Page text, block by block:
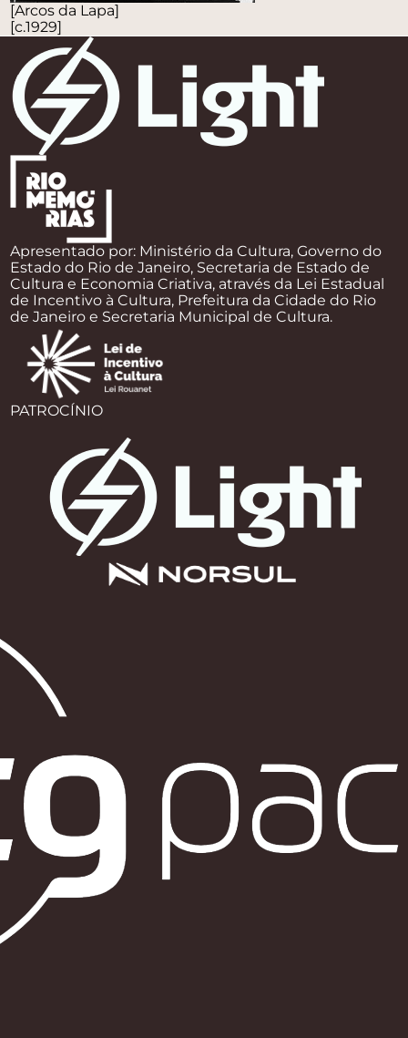
[Arcos da Lapa]
[c.1929]
Apresentado por: Ministério da Cultura, Governo do
Estado do Rio de Janeiro, Secretaria de Estado de
Cultura e Economia Criativa, através da Lei Estadual
de Incentivo à Cultura, Prefeitura da Cidade do Rio
de Janeiro e Secretaria Municipal de Cultura.
PATROCÍNIO